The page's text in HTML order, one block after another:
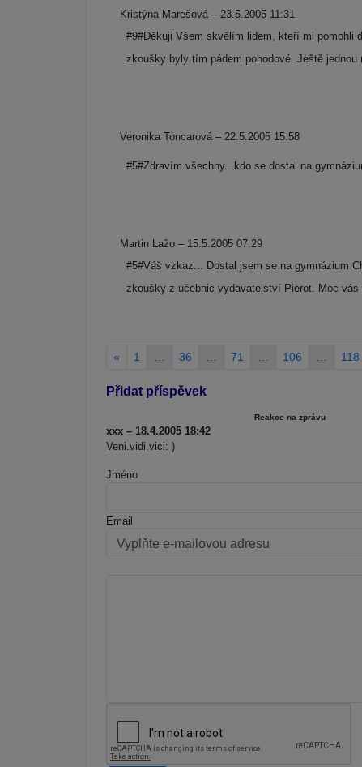
Kristýna Marešová – 23.5.2005 11:31
#9#Děkuji Všem skvělím lidem, kteří mi pomohli
zkoušky byly tím pádem pohodové. Ještě jednou
Veronika Toncarová – 22.5.2005 15:58
#5#Zdravím všechny...kdo se dostal na
Martin Lažo – 15.5.2005 07:29
#5#Váš vzkaz... Dostal jsem se na gymnázium
zkoušky z učebnic vydavatelství Pierot. Moc
« 1 36 71 106 118
Přidat příspěvek
Reakce na zprávu
xxx – 18.4.2005 18:42
Veni.vidi,vici: )
Jméno
Email